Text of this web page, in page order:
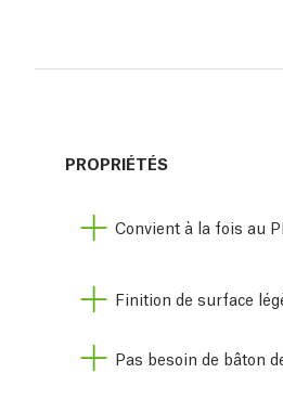
PROPRIÉTÉS
Convient à la fois au
Finition de surface
Pas besoin de bâton